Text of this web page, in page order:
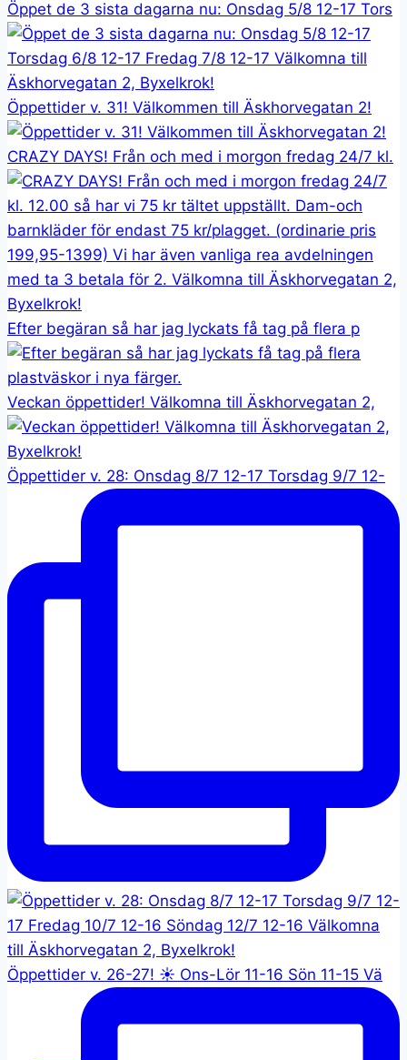
Öppet de 3 sista dagarna nu: Onsdag 5/8 12-17 Tors
Öppettider v. 31! Välkommen till Äskhorvegatan 2!
CRAZY DAYS! Från och med i morgon fredag 24/7 kl.
Efter begäran så har jag lyckats få tag på flera p
Veckan öppettider! Välkomna till Äskhorvegatan 2,
Öppettider v. 28: Onsdag 8/7 12-17 Torsdag 9/7 12-
Öppettider v. 26-27! ☀️ Ons-Lör 11-16 Sön 11-15 Vä